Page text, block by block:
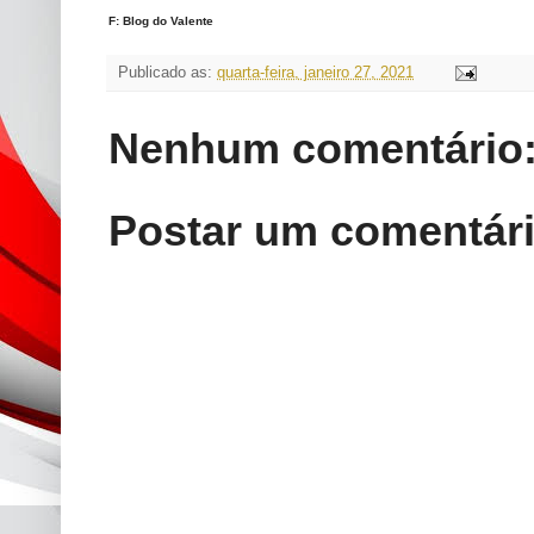
F: Blog do Valente
Publicado as: quarta-feira, janeiro 27, 2021
Nenhum
Postar um